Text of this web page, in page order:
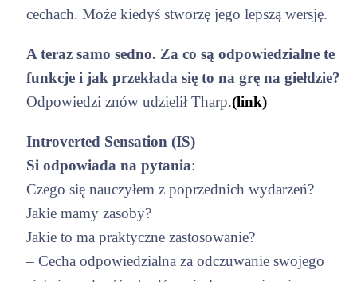
cechach. Może kiedyś stworzę jego lepszą wersję.
A teraz samo sedno. Za co są odpowiedzialne te
funkcje i jak przekłada się to na grę na giełdzie?
Odpowiedzi znów udzielił Tharp.(link)
Introverted Sensation (IS)
Si odpowiada na pytania:
Czego się nauczyłem z poprzednich wydarzeń?
Jakie mamy zasoby?
Jakie to ma praktyczne zastosowanie?
– Cecha odpowiedzialna za odczuwanie swojego